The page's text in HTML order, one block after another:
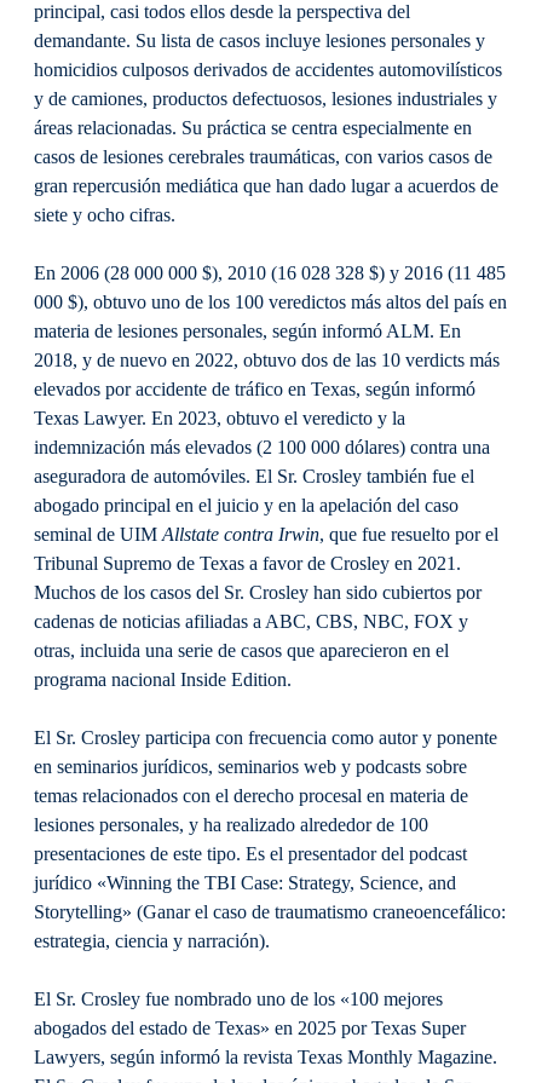
principal, casi todos ellos desde la perspectiva del
demandante. Su lista de casos incluye lesiones personales y
homicidios culposos derivados de accidentes automovilísticos
y de camiones, productos defectuosos, lesiones industriales y
áreas relacionadas. Su práctica se centra especialmente en
casos de lesiones cerebrales traumáticas, con varios casos de
gran repercusión mediática que han dado lugar a acuerdos de
siete y ocho cifras.
En 2006 (28 000 000 $), 2010 (16 028 328 $) y 2016 (11 485
000 $), obtuvo uno de los 100 veredictos más altos del país en
materia de lesiones personales, según informó ALM. En
2018, y de nuevo en 2022, obtuvo dos de las 10 verdicts más
elevados por accidente de tráfico en Texas, según informó
Texas Lawyer. En 2023, obtuvo el veredicto y la
indemnización más elevados (2 100 000 dólares) contra una
aseguradora de automóviles. El Sr. Crosley también fue el
abogado principal en el juicio y en la apelación del caso
seminal de UIMAllstate contra Irwin, que fue resuelto por el
Tribunal Supremo de Texas a favor de Crosley en 2021.
Muchos de los casos del Sr. Crosley han sido cubiertos por
cadenas de noticias afiliadas a ABC, CBS, NBC, FOX y
otras, incluida una serie de casos que aparecieron en el
programa nacional Inside Edition.
El Sr. Crosley participa con frecuencia como autor y ponente
en seminarios jurídicos, seminarios web y podcasts sobre
temas relacionados con el derecho procesal en materia de
lesiones personales, y ha realizado alrededor de 100
presentaciones de este tipo. Es el presentador del podcast
jurídico «Winning the TBI Case: Strategy, Science, and
Storytelling» (Ganar el caso de traumatismo craneoencefálico:
estrategia, ciencia y narración).
El Sr. Crosley fue nombrado uno de los «100 mejores
abogados del estado de Texas» en 2025 por Texas Super
Lawyers, según informó la revista Texas Monthly Magazine.